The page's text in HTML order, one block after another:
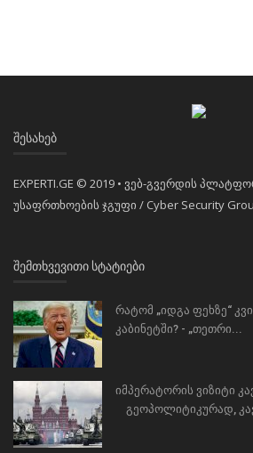
ᲨᲔᲡᲐᲮᲔᲑ
EXPERTI.GE © 2019 • ვებ-გვერდის
უსაფრთხოების ჯგუფი / Cyber Security
ᲨᲔᲛᲗᲮᲕᲔᲕᲘᲗᲘ ᲡᲢᲐᲢᲘᲔᲑᲘ
რატომ „იდგა ფეხზე“
კაბინეტში? - „თეთრი...
იმპერატორის ვიზიტი
გეოპოლიტიკურად,